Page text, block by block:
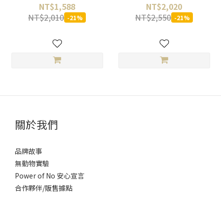
NT$1,588
NT$2,010 -21%
NT$2,020
NT$2,550 -21%
關於我們
品牌故事
無動物實驗
Power of No 安心宣言
合作夥伴/販售據點